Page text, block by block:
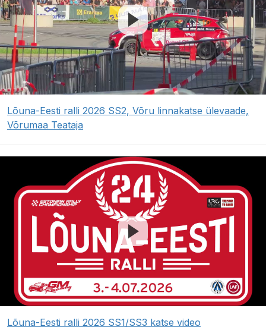
Lõuna-Eesti ralli 2026 SS2, Võru linnakatse ülevaade,
Võrumaa Teataja
Lõuna-Eesti ralli 2026 SS1/SS3 katse video